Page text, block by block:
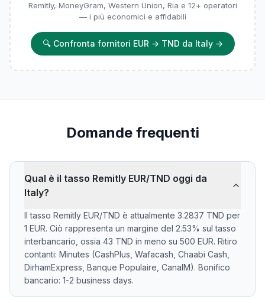
Remitly, MoneyGram, Western Union, Ria e 12+ operatori
— i più economici e affidabili
🔍 Confronta fornitori EUR → TND da Italy→
Domande frequenti
Qual è il tasso Remitly EUR/TND oggi da
Italy?
Il tasso Remitly EUR/TND è attualmente 3.2837 TND per
1 EUR. Ciò rappresenta un margine del 2.53% sul tasso
interbancario, ossia 43 TND in meno su 500 EUR. Ritiro
contanti: Minutes (CashPlus, Wafacash, Chaabi Cash,
DirhamExpress, Banque Populaire, CanalM). Bonifico
bancario: 1-2 business days.